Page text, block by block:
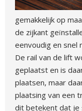
gemakkelijk op
de zijkant
eenvoudig en snel
De rail van de lift
geplaatst en is
plaatsen, maar
plaatsing van een
dit betekent dat je